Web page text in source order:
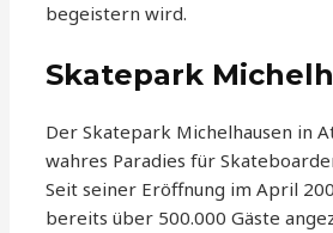
begeistern wird.
Skatepark
Der Skatepark Michelhausen in
wahres Paradies für
Seit seiner Eröffnung im April
bereits über 500.000 Gäste